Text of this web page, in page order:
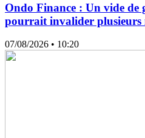
Ondo Finance : Un vide de
pourrait invalider plusieurs
07/08/2026 • 10:20